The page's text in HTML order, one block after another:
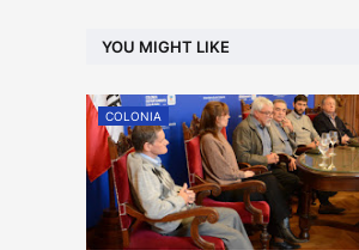
YOU MIGHT LIKE
COLONIA